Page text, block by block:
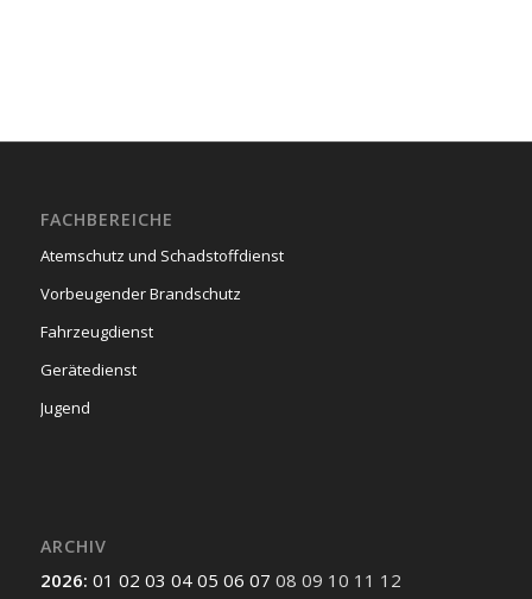
FACHBEREICHE
Atemschutz und Schadstoffdienst
Vorbeugender Brandschutz
Fahrzeugdienst
Gerätedienst
Jugend
ARCHIV
2026: 01 02 03 04 05 06 07 08 09 10 11 12